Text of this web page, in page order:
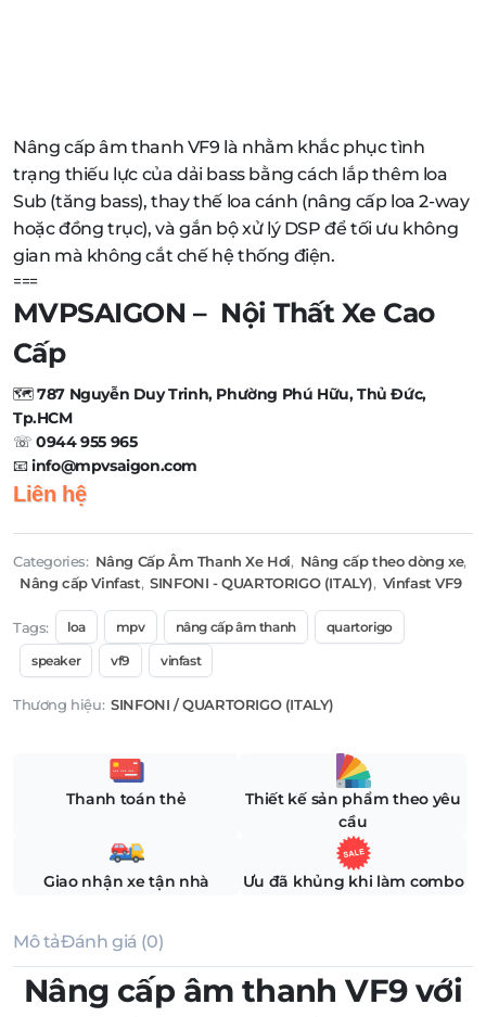
Nâng cấp âm thanh VF9 là nhằm khắc phục tình
trạng thiếu lực của dải bass bằng cách lắp thêm loa
Sub (tăng bass), thay thế loa cánh (nâng cấp loa 2-way
hoặc đồng trục), và gắn bộ xử lý DSP để tối ưu không
gian mà không cắt chế hệ thống điện.
===
MVPSAIGON – Nội Thất Xe Cao
Cấp
🗺️787 Nguyễn Duy Trinh, Phường Phú Hữu, Thủ Đức,
Tp.HCM
☏0944 955 965
📧info@mpvsaigon.com
Liên hệ
Categories: Nâng Cấp Âm Thanh Xe Hơi, Nâng cấp theo dòng xe,
Nâng cấp Vinfast, SINFONI - QUARTORIGO (ITALY), Vinfast VF9
Tags: loa mpv nâng cấp âm thanh quartorigo
speaker vf9 vinfast
Thương hiệu: SINFONI / QUARTORIGO (ITALY)
Thanh toán thẻ
Thiết kế sản phẩm theo yêu
cầu
Giao nhận xe tận nhà Ưu đã khủng khi làm combo
Mô tảĐánh giá (0)
Nâng cấp âm thanh VF9 với